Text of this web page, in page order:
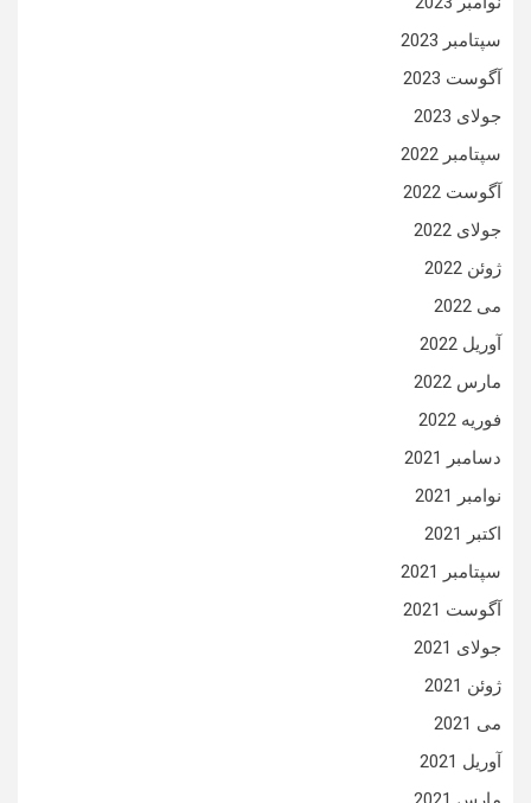
سپتامبر 2023
آگوست 2023
جولای 2023
سپتامبر 2022
آگوست 2022
جولای 2022
ژوئن 2022
می 2022
آوریل 2022
مارس 2022
فوریه 2022
دسامبر 2021
نوامبر 2021
اکتبر 2021
سپتامبر 2021
آگوست 2021
جولای 2021
ژوئن 2021
می 2021
آوریل 2021